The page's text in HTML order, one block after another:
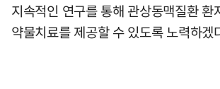
지속적인 연구를 통해 관상동맥질환 환
약물치료를 제공할 수 있도록 노력하